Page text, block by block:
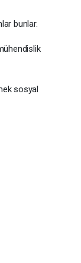
bunlar.
sosyal